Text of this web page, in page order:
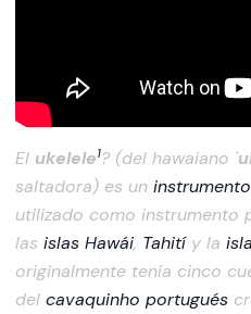
El ukelele1? (del hawaiano '
saltadora) es un
utilizado como instrumento
las islas Hawái, Tahitíy la
originalmente tenía cinco
del cavaquinho portugués